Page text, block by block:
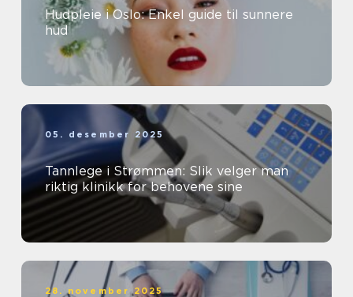
Hudpleie i Oslo: Enkel guide til sunnere
hud
05. desember 2025
Tannlege i Strømmen: Slik velger man
riktig klinikk for behovene sine
28. november 2025